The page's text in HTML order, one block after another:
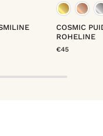
COSMIC
ROHELINE
€45
kuld